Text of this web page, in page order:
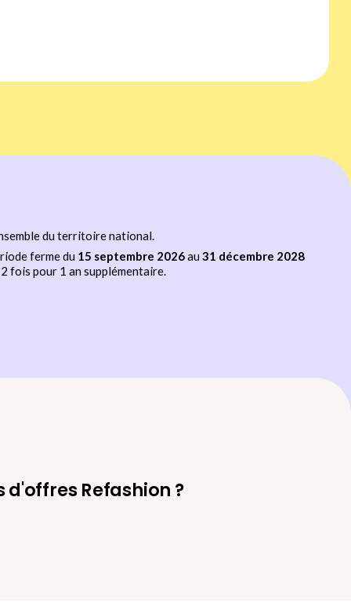
du territoire national.
ferme du15 septembre 2026au31 décembre 2028
fois pour 1 an supplémentaire.
Des questions concernant les appels d'offres Refashion ?